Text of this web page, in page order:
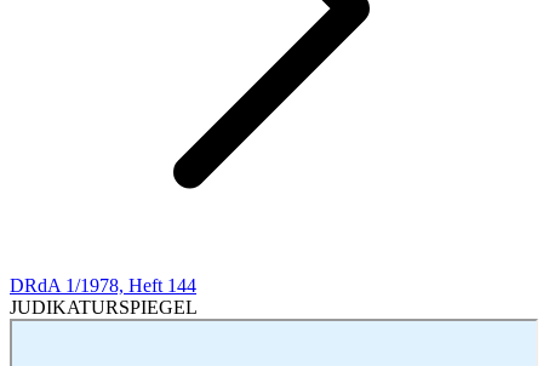
DRdA 1/1978, Heft 144
JUDIKATURSPIEGEL